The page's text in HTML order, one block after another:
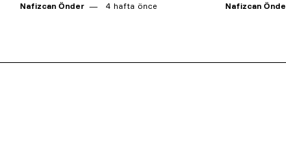
Nafizcan Önder 4 hafta önce Nafizcan